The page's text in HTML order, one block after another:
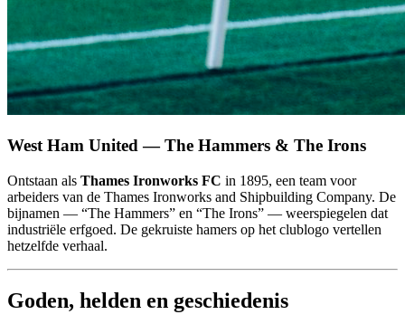
West Ham United — The Hammers & The Irons
Ontstaan als Thames Ironworks FC in 1895, een team voor
arbeiders van de Thames Ironworks and Shipbuilding Company. De
bijnamen — “The Hammers” en “The Irons” — weerspiegelen dat
industriële erfgoed. De gekruiste hamers op het clublogo vertellen
hetzelfde verhaal.
Goden, helden en geschiedenis